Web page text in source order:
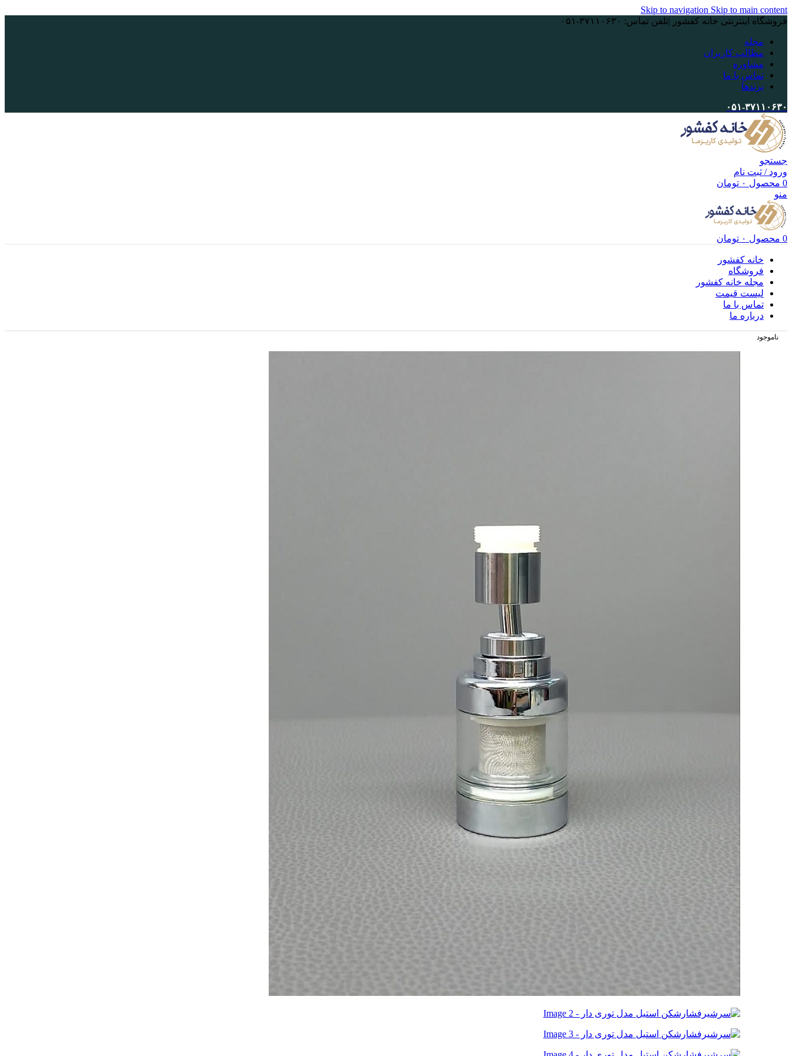
Skip to navigation Skip to main content
فروشگاه اینترنتی خانه کفشور |تلفن تماس: ۳۷۱۱۰۶۳۰-۰۵۱
مجله
مطالب کاربران
مشاوره
تماس با ما
برندها
۰۵۱-۳۷۱۱۰۶۳۰
جستجو
ورود / ثبت نام
0 محصول ۰ تومان
منو
0 محصول ۰ تومان
خانه کفشور
فروشگاه
مجله خانه کفشور
لیست قیمت
تماس با ما
درباره ما
ناموجود